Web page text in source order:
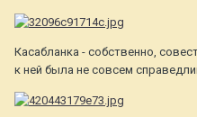
Касабланка - собственно,
к ней была не совсем